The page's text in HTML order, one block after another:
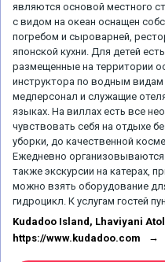
являются основой местного
с видом на океан оснащен
погребом и сыроварней,
японской кухни. Для детей
размещенные на территории
инструктора по водным
медперсонал и служащие
языках. На виллах есть все
чувствовать себя на отдыхе
уборки, до качественной
Ежедневно
также экскурсии на катерах,
можно взять оборудование
гидроцикл. К услугам гостей
Kudadoo Island, Lhaviyani
https://www.kudadoo.com